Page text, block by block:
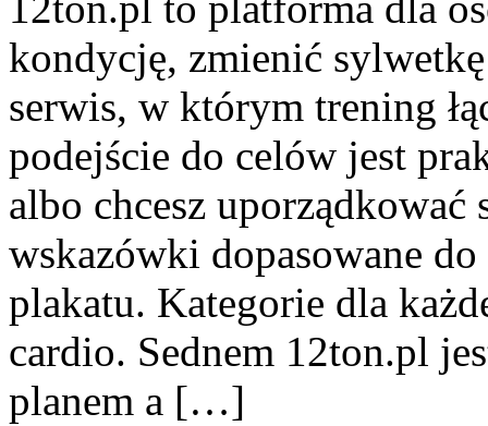
kondycję, zmienić
serwis, w którym trening
podejście do celów jest
albo chcesz
wskazówki dopasowane
plakatu. Kategorie dla
cardio. Sednem 12ton.pl
planem a […]